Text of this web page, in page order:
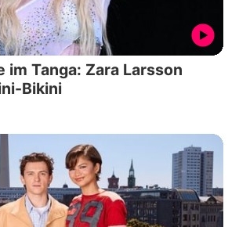
im Tanga: Zara Larsson
Bikini